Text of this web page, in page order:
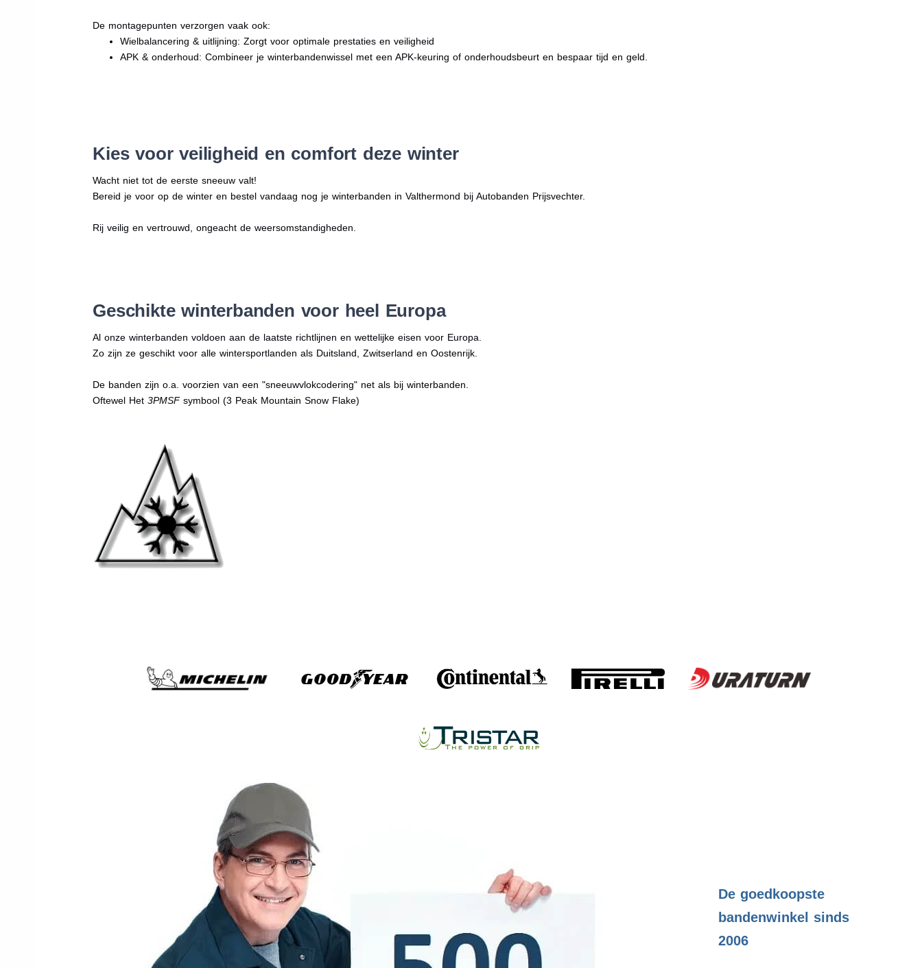
De montagepunten verzorgen vaak ook:
Wielbalancering & uitlijning: Zorgt voor optimale prestaties en veiligheid
APK & onderhoud: Combineer je winterbandenwissel met een APK-keuring of onderhoudsbeurt en bespaar tijd en geld.
Kies voor veiligheid en comfort deze winter
Wacht niet tot de eerste sneeuw valt!
Bereid je voor op de winter en bestel vandaag nog je winterbanden in Valthermond bij Autobanden Prijsvechter.
Rij veilig en vertrouwd, ongeacht de weersomstandigheden.
Geschikte winterbanden voor heel Europa
Al onze winterbanden voldoen aan de laatste richtlijnen en wettelijke eisen voor Europa.
Zo zijn ze geschikt voor alle wintersportlanden als Duitsland, Zwitserland en Oostenrijk.
De banden zijn o.a. voorzien van een "sneeuwvlokcodering" net als bij winterbanden.
Oftewel Het3PMSFsymbool (3 Peak Mountain Snow Flake)
De goedkoopste
bandenwinkel sinds
2006